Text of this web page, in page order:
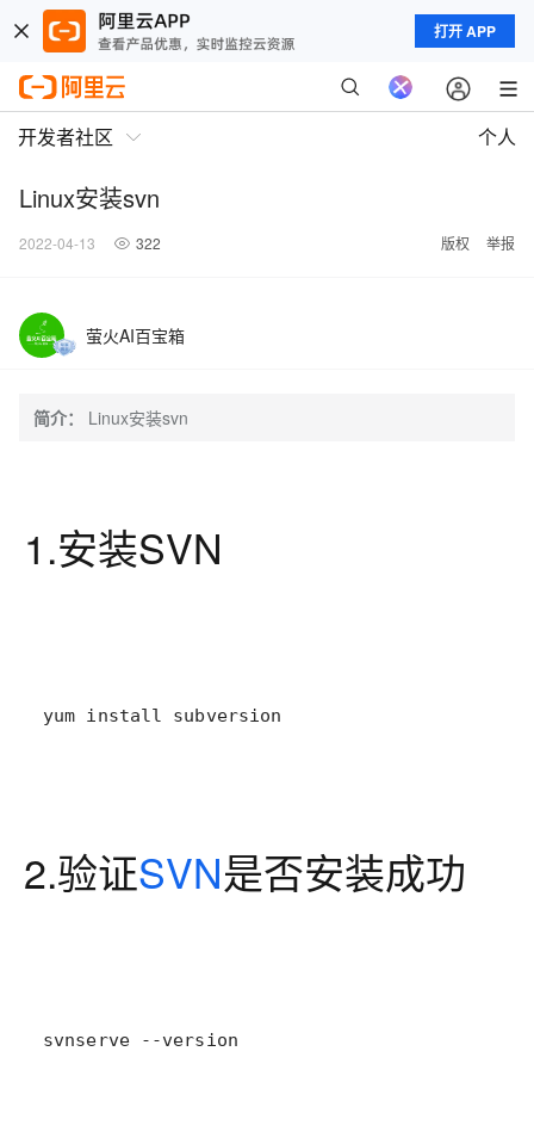
打开 APP
开发者社区 个人
Linux安装svn
2022-04-13 322 版权 举报
萤火AI百宝箱
简介： Linux安装svn
1.安装SVN
yum install subversion
2.验证SVN是否安装成功
svnserve --version